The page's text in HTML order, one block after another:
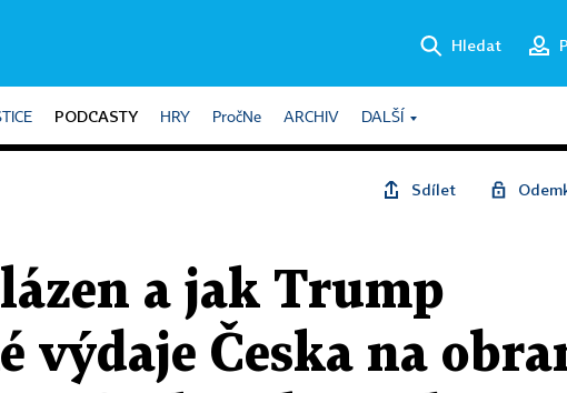
Hledat
PODCASTY HRY PročNe ARCHIV DALŠÍ
Sdílet
a jak Trump
výdaje Česka na